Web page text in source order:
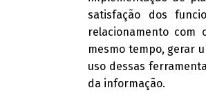
satisfação dos
relacionamento com
mesmo tempo, gerar
uso dessas
da informação.